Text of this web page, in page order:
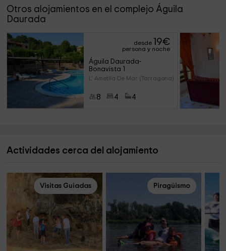
Otros alojamientos en el complejo Águila
Daurada
desde 19€
persona y noche
Águila Daurada-
Bonavista 1
L' Ametlla De Mar (Tarragona)
8 4 4
Actividades cerca del alojamiento
Visitas Guiadas Piragüismo